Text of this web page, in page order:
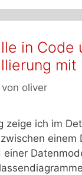
in Code
mit
von oliver
zeige ich im
einem
einer